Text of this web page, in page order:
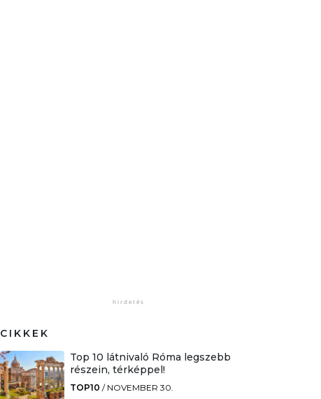
CIKKEK
Top 10 látnivaló Róma legszebb
részein, térképpel!
TOP10 / NOVEMBER 30.